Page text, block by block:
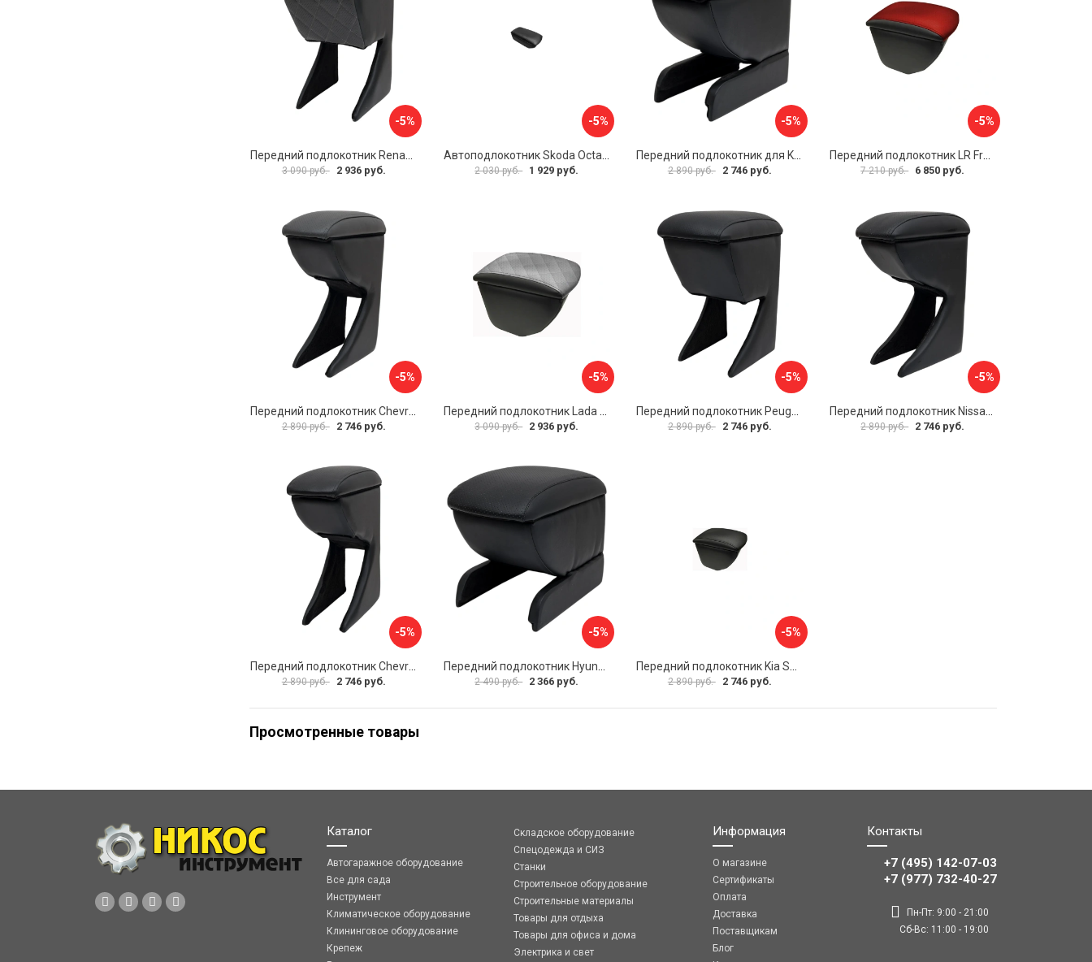
-5%
Передний подлокотник Renault Megane 2 2002-2008 AVTOLIDER1 PP-Renault-Megan-2-02R
3 090 руб. 2 936 руб.
-5%
Автоподлокотник Skoda Octavia III 2013 A7 PSV 124591
2 030 руб. 1 929 руб.
-5%
Передний подлокотник для KIA Rio 2 2005-2011 г.в. AVTOLIDER1 PP-KIA-Rio-2-01
2 890 руб. 2 746 руб.
-5%
Передний подлокотник LR Freelander 2014- AVTOLIDER1 PP-LR-Freelander-2014-06
7 210 руб. 6 850 руб.
-5%
2 890 руб. 2 746 руб.
-5%
3 090 руб. 2 936 руб.
-5%
2 890 руб. 2 746 руб.
-5%
2 890 руб. 2 746 руб.
-5%
2 890 руб. 2 746 руб.
-5%
2 490 руб. 2 366 руб.
-5%
2 890 руб. 2 746 руб.
Просмотренные товары
Каталог
Автогаражное оборудование
Все для сада
Инструмент
Климатическое оборудование
Клининговое оборудование
Крепеж
Складское оборудование
Спецодежда и СИЗ
Станки
Строительное оборудование
Строительные материалы
Товары для отдыха
Товары для офиса и дома
Электрика и свет
Информация
О магазине
Сертификаты
Оплата
Доставка
Поставщикам
Блог
Контакты
+7 (495) 142-07-03
‎‎+7 (977) 732-40-27
Пн-Пт: 9:00 - 21:00
Сб-Вс: 11:00 - 19:00